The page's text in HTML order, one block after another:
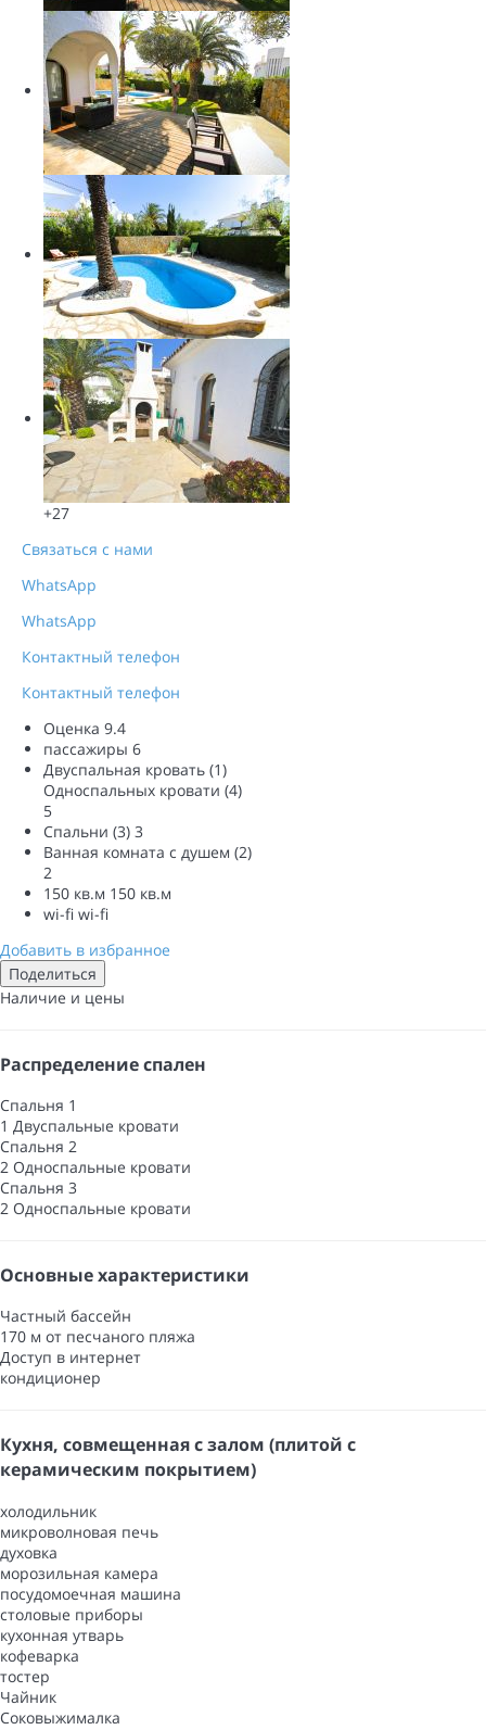
+27
Связаться с нами
WhatsApp
WhatsApp
Контактный телефон
Контактный телефон
Оценка 9.4
пассажиры 6
Двуспальная кровать (1)
Односпальных кровати (4)
5
Спальни (3) 3
Ванная комната с душем (2)
2
150 кв.м 150 кв.м
wi-fi wi-fi
Добавить в избранное
Поделиться
Наличие и цены
Распределение спален
Спальня 1
1 Двуспальные кровати
Спальня 2
2 Односпальные кровати
Спальня 3
2 Односпальные кровати
Основные характеристики
Частный бассейн
170 м от песчаного пляжа
Доступ в интернет
кондиционер
Кухня, совмещенная с залом (плитой с
керамическим покрытием)
холодильник
микроволновая печь
духовка
морозильная камера
посудомоечная машина
столовые приборы
кухонная утварь
кофеварка
тостер
Чайник
Соковыжималка